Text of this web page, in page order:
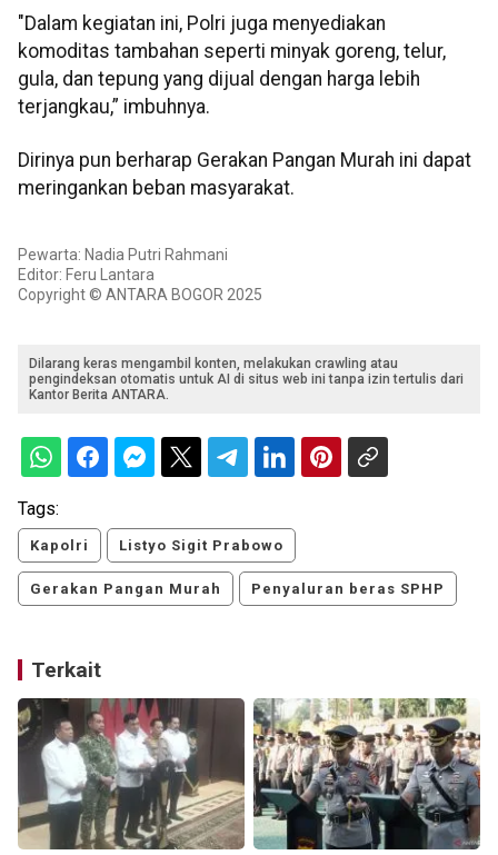
"Dalam kegiatan ini, Polri juga menyediakan
komoditas tambahan seperti minyak goreng, telur,
gula, dan tepung yang dijual dengan harga lebih
terjangkau,” imbuhnya.
Dirinya pun berharap Gerakan Pangan Murah ini dapat
meringankan beban masyarakat.
Pewarta: Nadia Putri Rahmani
Editor: Feru Lantara
Copyright © ANTARA BOGOR 2025
Dilarang keras mengambil konten, melakukan crawling atau
pengindeksan otomatis untuk AI di situs web ini tanpa izin tertulis dari
Kantor Berita ANTARA.
Tags:
Kapolri Listyo Sigit Prabowo
Gerakan Pangan Murah Penyaluran beras SPHP
Terkait